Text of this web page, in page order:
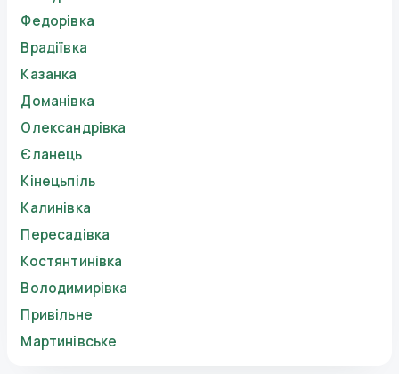
Федорівка
Врадіївка
Казанка
Доманівка
Олександрівка
Єланець
Кінецьпіль
Калинівка
Пересадівка
Костянтинівка
Володимирівка
Привільне
Мартинівське